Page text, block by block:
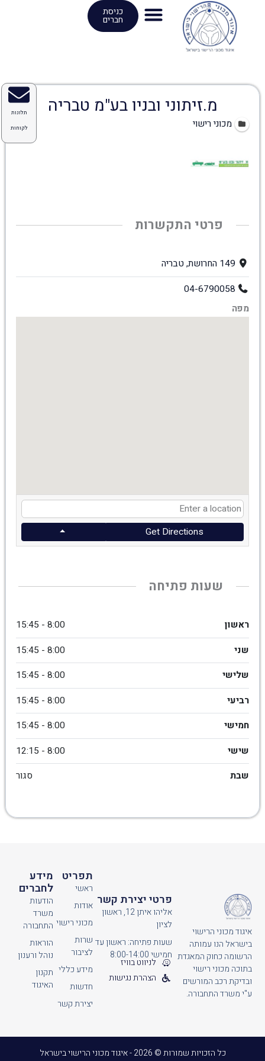
כניסת
חברים
תלונות
לקוחות
מ.זיתוני ובניו בע"מ טבריה
מכוני רישוי
פרטי התקשרות
149 החרושת, טבריה
04-6790058
מפה
Get Directions
שעות פתיחה
ראשון
8:00 - 15:45
שני
8:00 - 15:45
שלישי
8:00 - 15:45
רביעי
8:00 - 15:45
חמישי
8:00 - 15:45
שישי
8:00 - 12:15
שבת
סגור
איגוד מכוני הרישוי
בישראל הנו עמותה
הרשומה כחוק המאגדת
בתוכה מכוני רישוי
ובדיקת רכב המורשים
ע"י משרד התחבורה.
מידע
לחברים
הודעות
משרד
התחבורה
הוראות
נוהל ורענון
תקנון
האיגוד
תפריט
ראשי
אודות
מכוני רישוי
שרות
לציבור
מידע כללי
חדשות
יצירת קשר
פרטי יצירת קשר
אליהו איתן 12, ראשון
לציון
שעות פתיחה: ראשון עד
חמישי 8:00-14:00
לניווט בוויז
הצהרת נגישות
כל הזכויות שמורות © 2026 - איגוד מכוני הרישוי בישראל